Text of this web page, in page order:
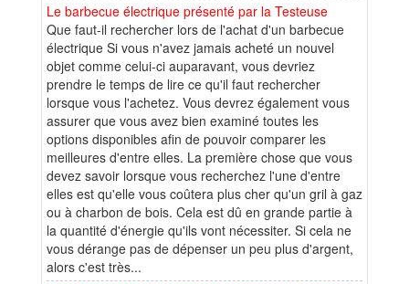
Le barbecue électrique présenté par la Testeuse
Que faut-il rechercher lors de l'achat d'un barbecue
électrique Si vous n'avez jamais acheté un nouvel
objet comme celui-ci auparavant, vous devriez
prendre le temps de lire ce qu'il faut rechercher
lorsque vous l'achetez. Vous devrez également vous
assurer que vous avez bien examiné toutes les
options disponibles afin de pouvoir comparer les
meilleures d'entre elles. La première chose que vous
devez savoir lorsque vous recherchez l'une d'entre
elles est qu'elle vous coûtera plus cher qu'un gril à gaz
ou à charbon de bois. Cela est dû en grande partie à
la quantité d'énergie qu'ils vont nécessiter. Si cela ne
vous dérange pas de dépenser un peu plus d'argent,
alors c'est très...